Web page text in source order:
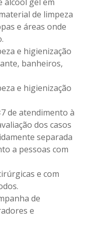
de limpeza
e áreas onde
e higienização
banheiros,
e higienização
de atendimento à
dos casos
separada
a pessoas com
e com
de
e